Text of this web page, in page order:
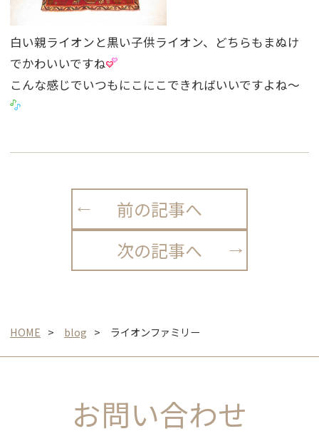
白い親ライオンと黒い子供ライオン、どちらもまぬけ
でかわいいですね
こんな感じでいつもにこにこできればいいですよね〜
前の記事へ
次の記事へ
HOME blog ライオンファミリー
お問い合わせ